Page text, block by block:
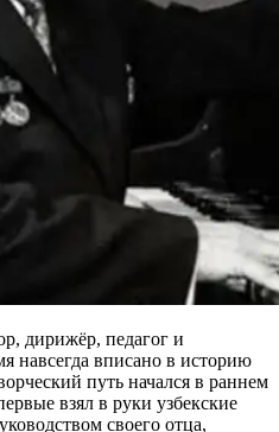
дирижёр, педагог и
навсегда вписано в историю
путь начался в раннем
взял в руки узбекские
своего отца,